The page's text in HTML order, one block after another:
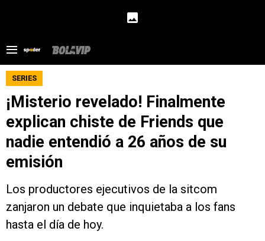
SERIES
¡Misterio revelado! Finalmente
explican chiste de Friends que
nadie entendió a 26 años de su
emisión
Los productores ejecutivos de la sitcom
zanjaron un debate que inquietaba a los fans
hasta el día de hoy.